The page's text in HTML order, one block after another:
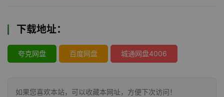
下载地址：
夸克网盘 百度网盘 城通网盘4006
如果您喜欢本站，可以收藏本网址，方便下次访问！